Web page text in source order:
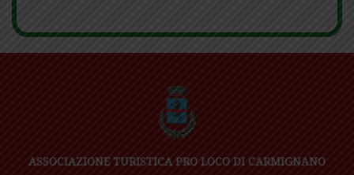
ASSOCIAZIONE TURISTICA PRO LOCO DI CARMIGNANO